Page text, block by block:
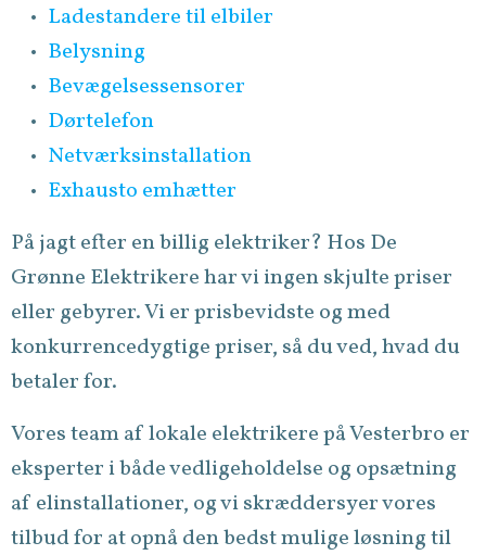
Ladestandere til elbiler
Belysning
Bevægelsessensorer
Dørtelefon
Netværksinstallation
Exhausto emhætter
På jagt efter en billig elektriker? Hos De
Grønne Elektrikere har vi ingen skjulte priser
eller gebyrer. Vi er prisbevidste og med
konkurrencedygtige priser, så du ved, hvad du
betaler for.
Vores team af lokale elektrikere på Vesterbro er
eksperter i både vedligeholdelse og opsætning
af elinstallationer, og vi skræddersyer vores
tilbud for at opnå den bedst mulige løsning til